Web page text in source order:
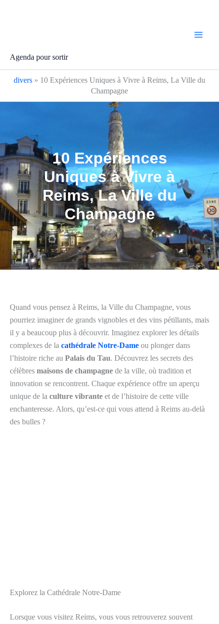
Agenda pour sortir
divers » 10 Expériences Uniques à Vivre à Reims, La Ville du
Champagne
10 Expériences
Uniques à Vivre à
Reims, La Ville du
Champagne
Quand vous pensez à Reims, la Ville du Champagne, vous
pourriez imaginer de grands vignobles et des vins pétillants, mais
il y a beaucoup plus à découvrir. Imaginez explorer les détails
complexes de la cathédrale Notre-Dame ou plonger dans
l’histoire riche au Palais du Tau. Découvrez les secrets des
célèbres maisons de champagne de la ville, où tradition et
innovation se rencontrent. Chaque expérience offre un aperçu
unique de la culture vibrante et de l’histoire de cette ville
enchanteresse. Alors, qu’est-ce qui vous attend à Reims au-delà
des bulles ?
Explorez la Cathédrale Notre-Dame
Lorsque vous visitez Reims, vous vous retrouverez souvent